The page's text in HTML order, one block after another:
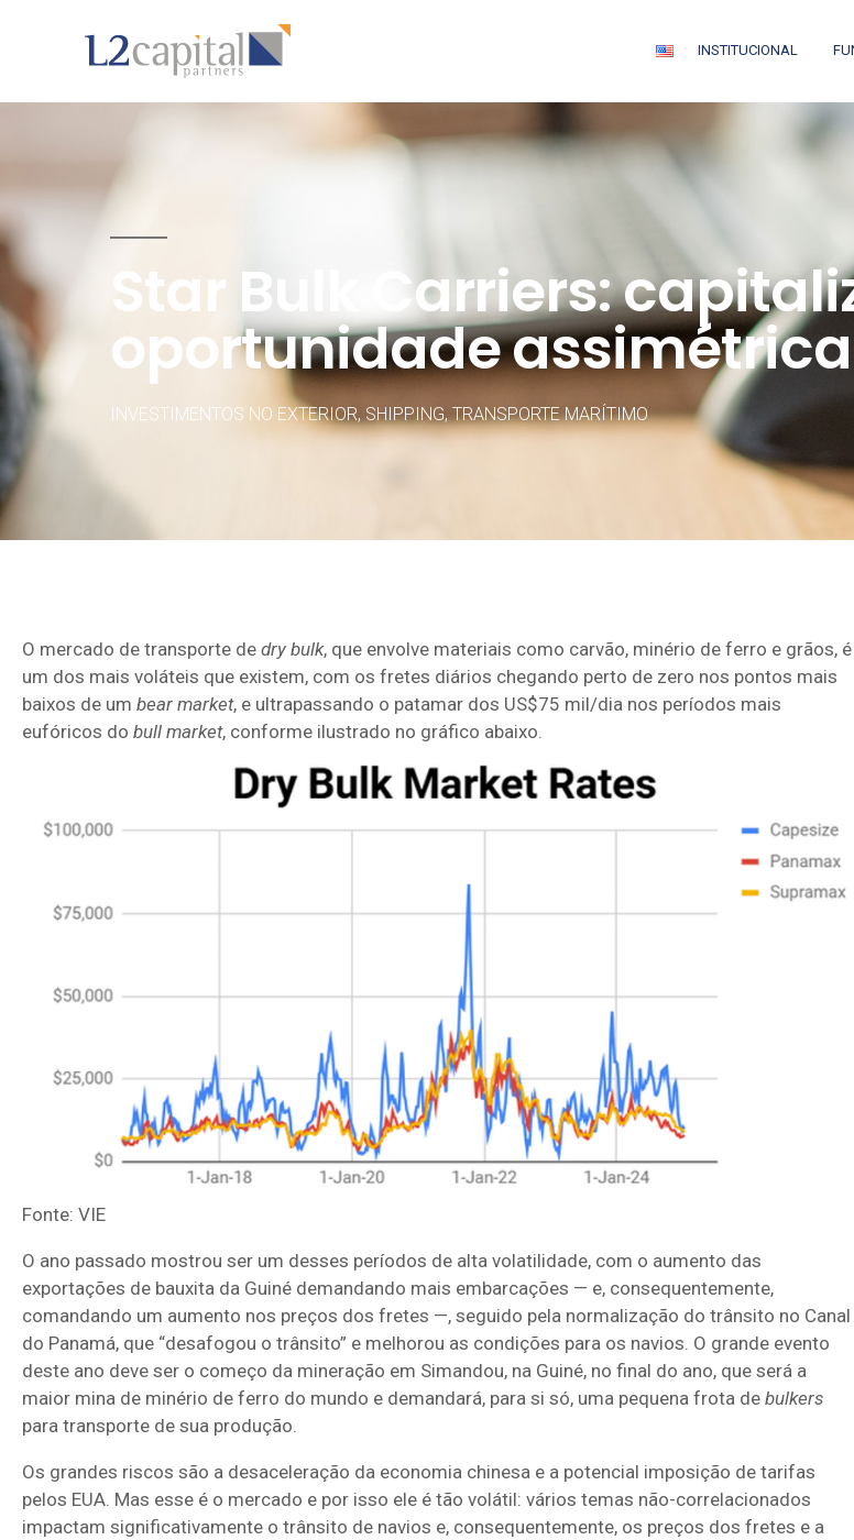
INSTITUCIONAL
Star Bulk Carriers:
oportunidade assimétrica
INVESTIMENTOS NO EXTERIOR, SHIPPING, TRANSPORTE MARÍTIMO
O mercado de transporte de dry bulk, que envolve materiais como carvão, minério de ferro e grãos, é
um dos mais voláteis que existem, com os fretes diários chegando perto de zero nos pontos mais
baixos de um bear market, e ultrapassando o patamar dos US$75 mil/dia nos períodos mais
eufóricos do bull market, conforme ilustrado no gráfico abaixo.
Fonte: VIE
O ano passado mostrou ser um desses períodos de alta volatilidade, com o aumento das
exportações de bauxita da Guiné demandando mais embarcações — e, consequentemente,
comandando um aumento nos preços dos fretes —, seguido pela normalização do trânsito no Canal
do Panamá, que “desafogou o trânsito” e melhorou as condições para os navios. O grande evento
deste ano deve ser o começo da mineração em Simandou, na Guiné, no final do ano, que será a
maior mina de minério de ferro do mundo e demandará, para si só, uma pequena frota de bulkers
para transporte de sua produção.
Os grandes riscos são a desaceleração da economia chinesa e a potencial imposição de tarifas
pelos EUA. Mas esse é o mercado e por isso ele é tão volátil: vários temas não-correlacionados
impactam significativamente o trânsito de navios e, consequentemente, os preços dos fretes e a